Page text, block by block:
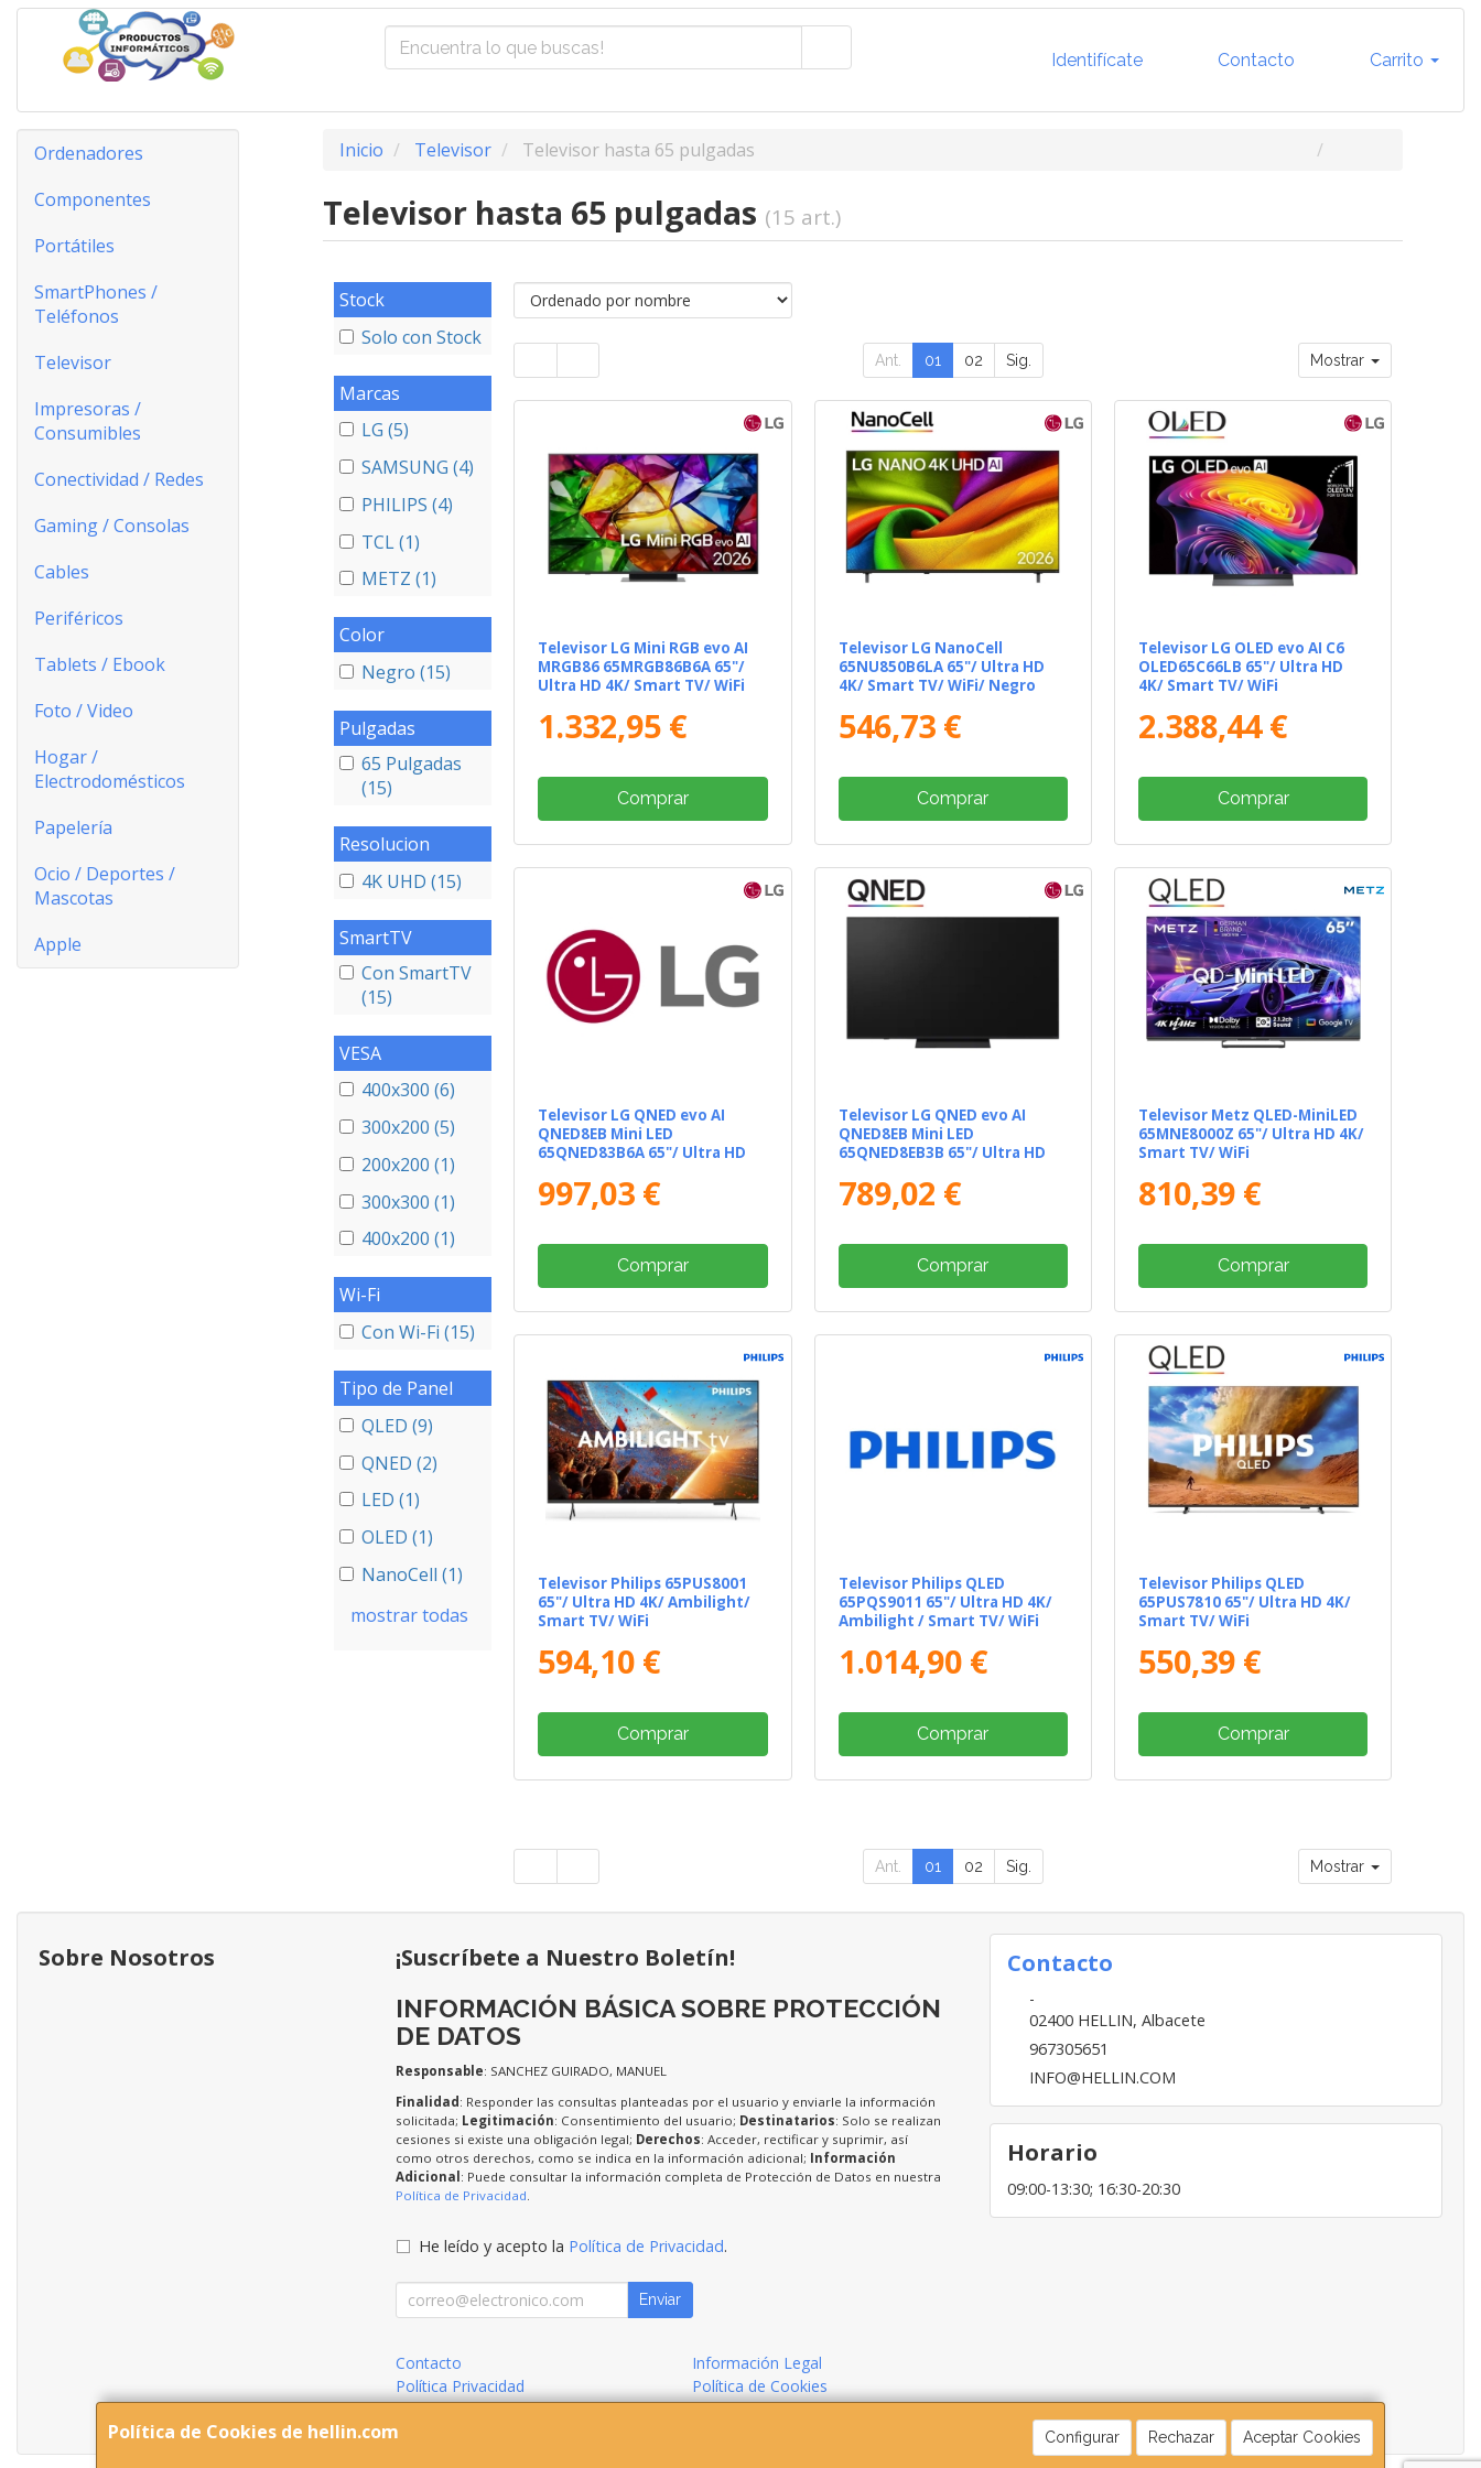
Identifícate Contacto Carrito
Ordenadores
Componentes
Portátiles
SmartPhones /
Teléfonos
Televisor
Impresoras /
Consumibles
Conectividad / Redes
Gaming / Consolas
Cables
Periféricos
Tablets / Ebook
Foto / Video
Hogar /
Electrodomésticos
Papelería
Ocio / Deportes /
Mascotas
Apple
Inicio Televisor Televisor hasta 65 pulgadas
Televisor hasta 65 pulgadas (15 art.)
Stock
Solo con Stock
Marcas
LG (5)
SAMSUNG (4)
PHILIPS (4)
TCL (1)
METZ (1)
Color
Negro (15)
Pulgadas
65 Pulgadas
(15)
Resolucion
4K UHD (15)
SmartTV
Con SmartTV
(15)
VESA
400x300 (6)
300x200 (5)
200x200 (1)
300x300 (1)
400x200 (1)
Wi-Fi
Con Wi-Fi (15)
Tipo de Panel
QLED (9)
QNED (2)
LED (1)
OLED (1)
NanoCell (1)
mostrar todas
Ant. 01 02 Sig. Mostrar
Televisor LG Mini RGB evo AI
MRGB86 65MRGB86B6A 65"/
Ultra HD 4K/ Smart TV/ WiFi
1.332,95 €
Comprar
Televisor LG NanoCell
65NU850B6LA 65"/ Ultra HD
4K/ Smart TV/ WiFi/ Negro
546,73 €
Comprar
Televisor LG OLED evo AI C6
OLED65C66LB 65"/ Ultra HD
4K/ Smart TV/ WiFi
2.388,44 €
Comprar
Televisor LG QNED evo AI
QNED8EB Mini LED
65QNED83B6A 65"/ Ultra HD
997,03 €
Comprar
Televisor LG QNED evo AI
QNED8EB Mini LED
65QNED8EB3B 65"/ Ultra HD
789,02 €
Comprar
Televisor Metz QLED-MiniLED
65MNE8000Z 65"/ Ultra HD 4K/
Smart TV/ WiFi
810,39 €
Comprar
Televisor Philips 65PUS8001
65"/ Ultra HD 4K/ Ambilight/
Smart TV/ WiFi
594,10 €
Comprar
Televisor Philips QLED
65PQS9011 65"/ Ultra HD 4K/
Ambilight / Smart TV/ WiFi
1.014,90 €
Comprar
Televisor Philips QLED
65PUS7810 65"/ Ultra HD 4K/
Smart TV/ WiFi
550,39 €
Comprar
Ant. 01 02 Sig. Mostrar
Política de Cookies de hellin.com Configurar Rechazar Aceptar Cookies
Sobre Nosotros
¡Suscríbete a Nuestro Boletín!
INFORMACIÓN BÁSICA SOBRE PROTECCIÓN
DE DATOS
Responsable: SANCHEZ GUIRADO, MANUEL
Finalidad: Responder las consultas planteadas por el usuario y enviarle la información
solicitada; Legitimación: Consentimiento del usuario; Destinatarios: Solo se realizan
cesiones si existe una obligación legal; Derechos: Acceder, rectificar y suprimir, así
como otros derechos, como se indica en la información adicional; Información
Adicional: Puede consultar la información completa de Protección de Datos en nuestra
Política de Privacidad
He leído y acepto la Política de Privacidad.
Enviar
Contacto
Información Legal
Política Privacidad
Política de Cookies
Condiciones de Compra
Formas de Pago
Contacto
-
02400 HELLIN, Albacete
967305651
INFO@HELLIN.COM
Horario
09:00-13:30; 16:30-20:30